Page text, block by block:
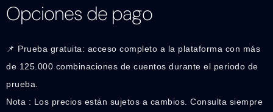
Opciones de pago
📌 Prueba gratuita: acceso completo a la plataforma con más
de 125.000 combinaciones de cuentos durante el periodo de
prueba.
Nota : Los precios están sujetos a cambios. Consulta siempre